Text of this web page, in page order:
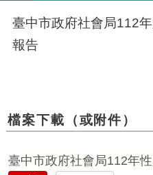
臺中市政府社會局112
報告
檔案下載（或附件）
臺中市政府社會局112年